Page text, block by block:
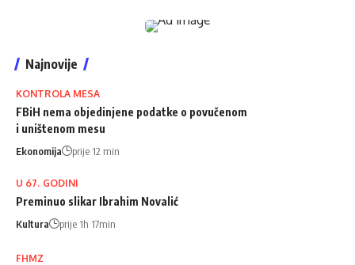
Najnovije
KONTROLA MESA
FBiH nema objedinjene podatke o povučenom
i uništenom mesu
Ekonomija prije 12 min
U 67. GODINI
Preminuo slikar Ibrahim Novalić
Kultura prije 1h 17min
FHMZ